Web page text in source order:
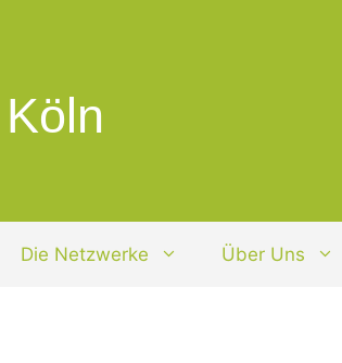
Die Netzwerke Über Uns